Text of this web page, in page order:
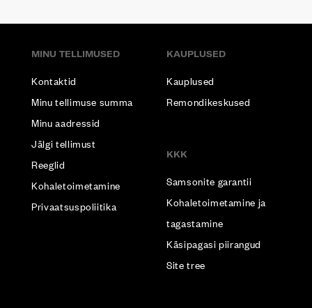
MINU TELLIMUSED
Kontaktid
Minu tellimuse summa
Minu aadressid
Jälgi tellimust
Reeglid
Kohaletoimetamine
Privaatsuspoliitika
KAUPLUSED
Kauplused
Remondikeskused
KKK
Samsonite garantii
Kohaletoimetamine ja
tagastamine
Käsipagasi piirangud
Site tree